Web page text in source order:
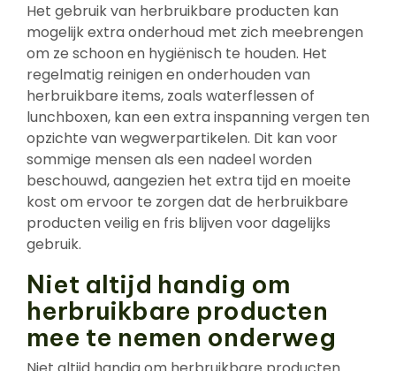
Het gebruik van herbruikbare producten kan
mogelijk extra onderhoud met zich meebrengen
om ze schoon en hygiënisch te houden. Het
regelmatig reinigen en onderhouden van
herbruikbare items, zoals waterflessen of
lunchboxen, kan een extra inspanning vergen ten
opzichte van wegwerpartikelen. Dit kan voor
sommige mensen als een nadeel worden
beschouwd, aangezien het extra tijd en moeite
kost om ervoor te zorgen dat de herbruikbare
producten veilig en fris blijven voor dagelijks
gebruik.
Niet altijd handig om
herbruikbare producten
mee te nemen onderweg